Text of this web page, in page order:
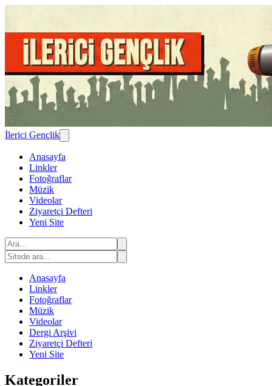
İlerici Gençlik
Anasayfa
Linkler
Fotoğraflar
Müzik
Videolar
Ziyaretçi Defteri
Yeni Site
Anasayfa
Linkler
Fotoğraflar
Müzik
Videolar
Dergi Arşivi
Ziyaretçi Defteri
Yeni Site
Kategoriler